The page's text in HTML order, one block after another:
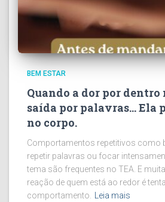
BEM ESTAR
Quando a dor por
saída por palavras… Ela
no corpo.
Comportamentos repetitivos como
repetir palavras ou focar
tema são frequentes no TEA. E
reação de quem está ao redor é
comportamento. Leia mais